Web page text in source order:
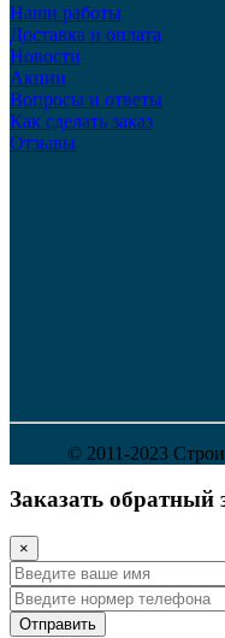
Наши работы
Доставка и оплата
Новости
Акции
Вопросы и ответы
Как сделать заказ
Отзывы
© 2011-2023
Заказать обратный
×
Отправить